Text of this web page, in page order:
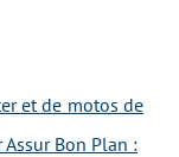
et de motos de
Bon Plan :